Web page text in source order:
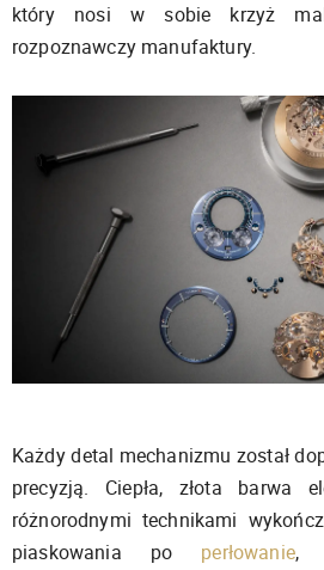
który nosi w sobie krzyż
rozpoznawczy manufaktury.
Każdy detal mechanizmu został
precyzją. Ciepła, złota barwa
różnorodnymi technikami
piaskowania po perłowanie,